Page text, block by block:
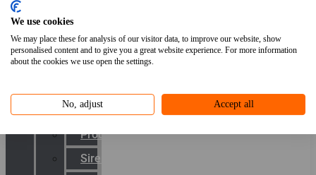
We use cookies
We may place these for analysis of our visitor data, to improve our website, show
personalised content and to give you a great website experience. For more information
about the cookies we use open the settings.
No, adjust Accept all
TL
naar
LED
Productcatalogus
Sirena